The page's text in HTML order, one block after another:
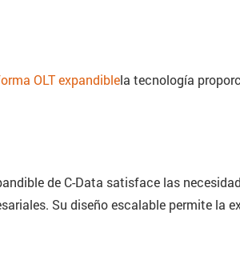
OLT expandiblela tecnología
de C-Data satisface las
Su diseño escalable permite la